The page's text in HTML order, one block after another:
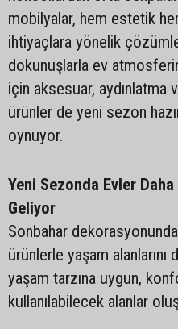
mobilyalar, hem estetik
ihtiyaçlara yönelik
dokunuşlarla ev
için aksesuar, aydınlatma
ürünler de yeni sezon
oynuyor.
Yeni Sezonda Evler
Geliyor
Sonbahar
ürünlerle yaşam
yaşam tarzına uygun,
kullanılabilecek alanlar